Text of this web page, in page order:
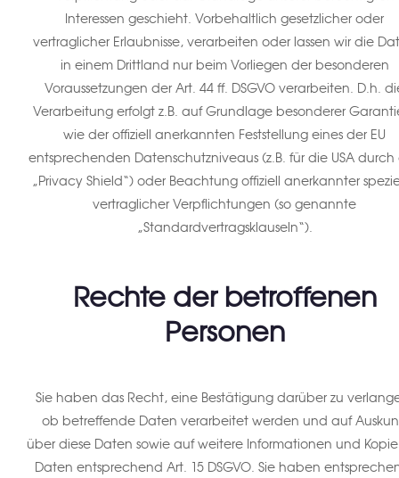
Interessen geschieht. Vorbehaltlich gesetzlicher oder
vertraglicher Erlaubnisse, verarbeiten oder lassen wir die
in einem Drittland nur beim Vorliegen der besonderen
Voraussetzungen der Art. 44 ff. DSGVO verarbeiten. D.h.
Verarbeitung erfolgt z.B. auf Grundlage besonderer
wie der offiziell anerkannten Feststellung eines der EU
entsprechenden Datenschutzniveaus (z.B. für die USA durch
„Privacy Shield“) oder Beachtung offiziell anerkannter
vertraglicher Verpflichtungen (so genannte
„Standardvertragsklauseln“).
Rechte der betroffenen
Personen
Sie haben das Recht, eine Bestätigung darüber zu
ob betreffende Daten verarbeitet werden und auf
über diese Daten sowie auf weitere Informationen und
Daten entsprechend Art. 15 DSGVO. Sie haben